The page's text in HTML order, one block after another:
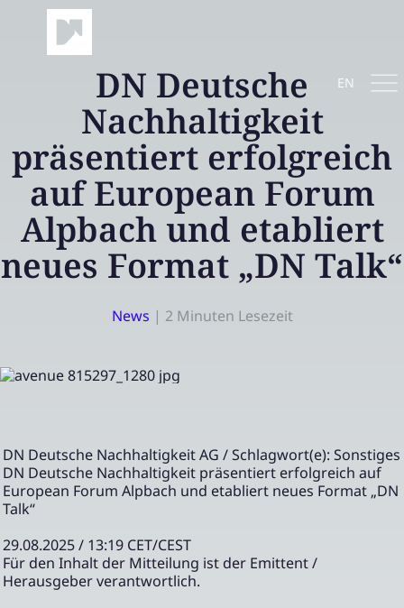
EN
DN Deutsche
Nachhaltigkeit
präsentiert erfolgreich
auf European Forum
Alpbach und etabliert
neues Format „DN Talk“
News | 2 Minuten Lesezeit
DN Deutsche Nachhaltigkeit AG / Schlagwort(e): Sonstiges
DN Deutsche Nachhaltigkeit präsentiert erfolgreich auf
European Forum Alpbach und etabliert neues Format „DN
Talk“
29.08.2025 / 13:19 CET/CEST
Für den Inhalt der Mitteilung ist der Emittent /
Herausgeber verantwortlich.